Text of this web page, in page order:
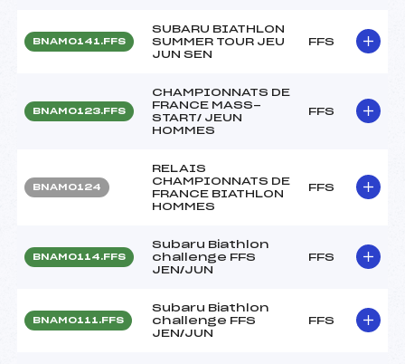
BNAM0141.FFS
SUBARU BIATHLON
SUMMER TOUR JEU
JUN SEN
FFS
BNAM0123.FFS
CHAMPIONNATS DE
FRANCE MASS-
START/ JEUN
HOMMES
FFS
BNAM0124
RELAIS
CHAMPIONNATS DE
FRANCE BIATHLON
HOMMES
FFS
BNAM0114.FFS
Subaru Biathlon
challenge FFS
JEN/JUN
FFS
BNAM0111.FFS
Subaru Biathlon
challenge FFS
JEN/JUN
FFS